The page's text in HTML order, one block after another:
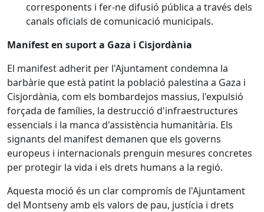
corresponents i fer-ne difusió pública a través dels
canals oficials de comunicació municipals.
Manifest en suport a Gaza i Cisjordània
El manifest adherit per l'Ajuntament condemna la
barbàrie que està patint la població palestina a Gaza i
Cisjordània, com els bombardejos massius, l'expulsió
forçada de famílies, la destrucció d'infraestructures
essencials i la manca d'assistència humanitària. Els
signants del manifest demanen que els governs
europeus i internacionals prenguin mesures concretes
per protegir la vida i els drets humans a la regió.
Aquesta moció és un clar compromís de l'Ajuntament
del Montseny amb els valors de pau, justícia i drets